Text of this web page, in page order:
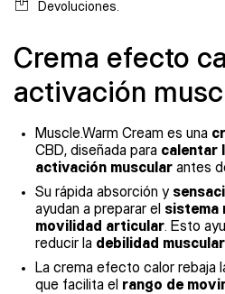
Devoluciones.
Crema efecto
activación
Muscle.Warm Cream es una
CBD, diseñada para calentar
activación muscular antes
Su rápida absorción y
ayudan a preparar el sistema
movilidad articular. Esto
reducir la debilidad muscular
La crema efecto calor rebaja
que facilita el rango de